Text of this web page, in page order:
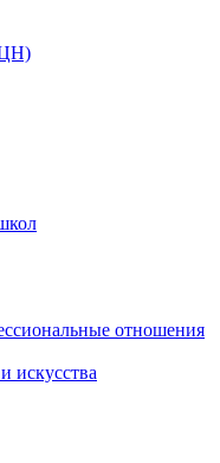
отношения
искусства